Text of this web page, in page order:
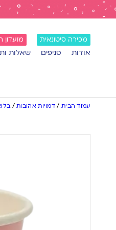
מכירה סיטונאית מועדון
אודות סניפים שאלות
עמוד הבית / דמויות אהובות/